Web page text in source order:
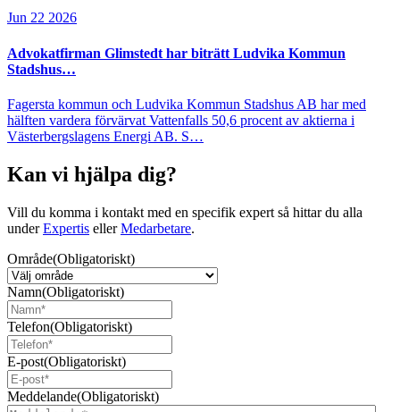
Jun 22 2026
Advokatfirman Glimstedt har biträtt Ludvika Kommun
Stadshus…
Fagersta kommun och Ludvika Kommun Stadshus AB har med
hälften vardera förvärvat Vattenfalls 50,6 procent av aktierna i
Västerbergslagens Energi AB. S…
Kan vi hjälpa dig?
Vill du komma i kontakt med en specifik expert så hittar du alla
underExpertis ellerMedarbetare.
Område(Obligatoriskt)
Namn(Obligatoriskt)
Telefon(Obligatoriskt)
E-post(Obligatoriskt)
Meddelande(Obligatoriskt)